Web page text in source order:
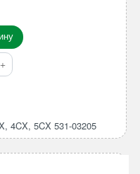
4CX, 5CX 531-03205